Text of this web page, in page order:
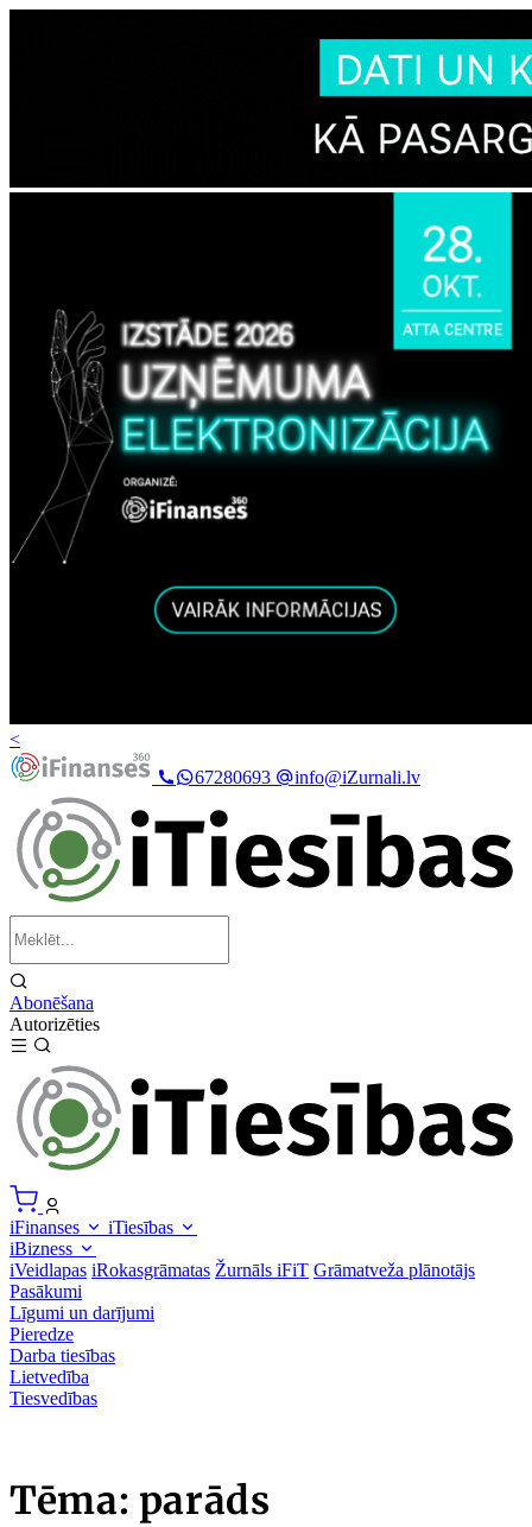
<
67280693
info@iZurnali.lv
Abonēšana
Autorizēties
iFinanses
iTiesības
iBizness
iVeidlapas iRokasgrāmatas Žurnāls iFiT Grāmatveža plānotājs
Pasākumi
Līgumi un darījumi
Pieredze
Darba tiesības
Lietvedība
Tiesvedības
Tēma: parāds